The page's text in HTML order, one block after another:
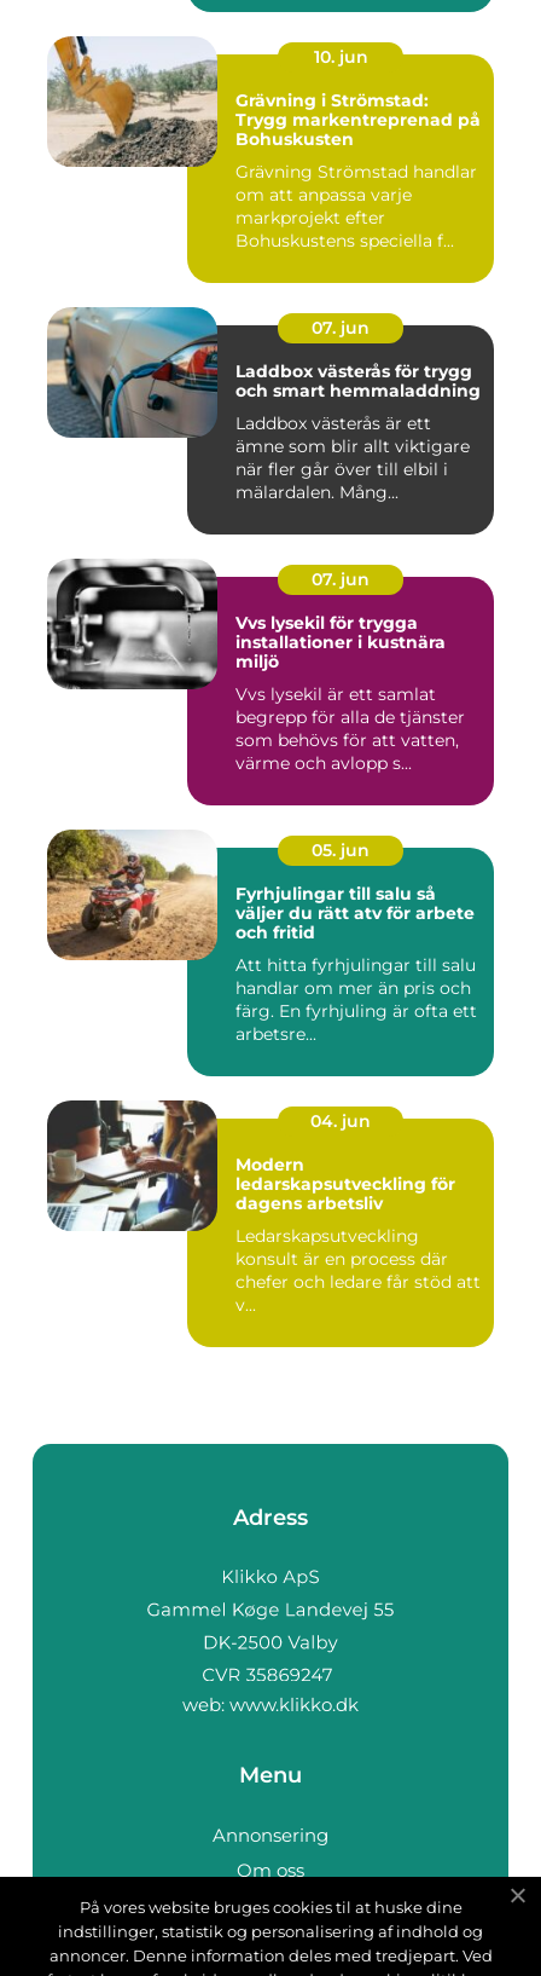
10. jun
Grävning i Strömstad:
Trygg markentreprenad på
Bohuskusten
Grävning Strömstad handlar
om att anpassa varje
markprojekt efter
Bohuskustens speciella f...
07. jun
Laddbox västerås för trygg
och smart hemmaladdning
Laddbox västerås är ett
ämne som blir allt viktigare
när fler går över till elbil i
mälardalen. Mång...
07. jun
Vvs lysekil för trygga
installationer i kustnära
miljö
Vvs lysekil är ett samlat
begrepp för alla de tjänster
som behövs för att vatten,
värme och avlopp s...
05. jun
Fyrhjulingar till salu så
väljer du rätt atv för arbete
och fritid
Att hitta fyrhjulingar till salu
handlar om mer än pris och
färg. En fyrhjuling är ofta ett
arbetsre...
04. jun
Modern
ledarskapsutveckling för
dagens arbetsliv
Ledarskapsutveckling
konsult är en process där
chefer och ledare får stöd att
v...
Adress
web: www.klikko.dk
Menu
Annonsering
Om oss
Cookies
Kontakta oss
På vores website bruges cookies til at huske dine
indstillinger, statistik og personalisering af indhold og
annoncer. Denne information deles med tredjepart. Ved